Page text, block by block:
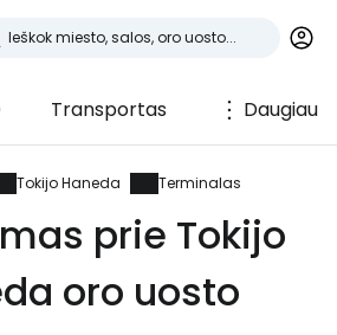
Transportas Daugiau
Tokijo Haneda Terminalas
prie Tokijo
oro uosto
prie
bendruomenė